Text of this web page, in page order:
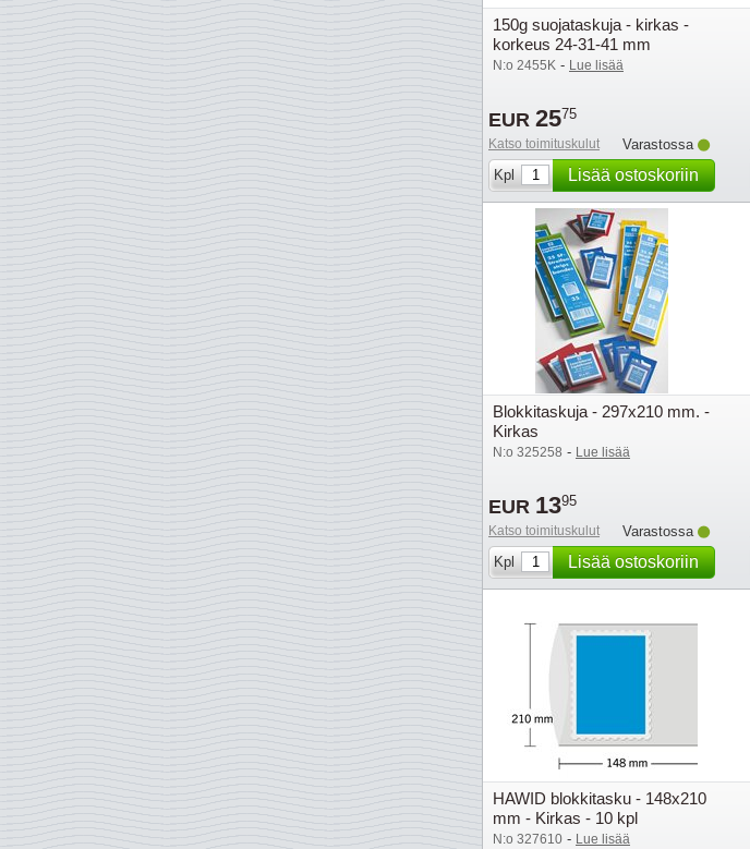
150g suojataskuja - kirkas -
korkeus 24-31-41 mm
N:o 2455K - Lue lisää
EUR 2575
Katso toimituskulut
Varastossa
Kpl
Lisää ostoskoriin
Blokkitaskuja - 297x210 mm. -
Kirkas
N:o 325258 - Lue lisää
EUR 1395
Katso toimituskulut
Varastossa
Kpl
Lisää ostoskoriin
HAWID blokkitasku - 148x210
mm - Kirkas - 10 kpl
N:o 327610 - Lue lisää